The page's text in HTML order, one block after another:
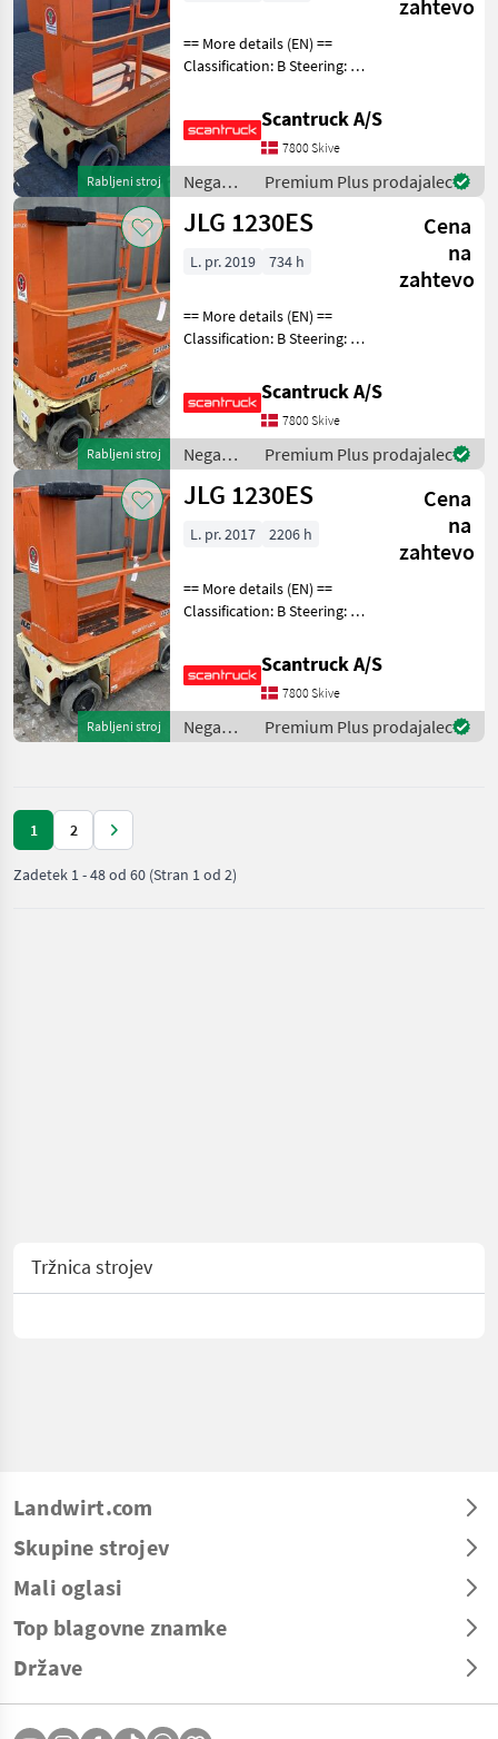
Rabljeni stroj
zahtevo
== More details (EN) ==
Classification: B Steering: 2
type: Afsmitningsfrie hjul,
str. 100 x 323 Wheel rear
type: Afsmitningsfrie hjul,
Scantruck A/S
7800 Skive
Nega
dreves /
JLG
Premium Plus prodajalec
Rabljeni stroj
JLG 1230ES
Cena
na
zahtevo
L. pr. 2019 734 h
== More details (EN) ==
Classification: B Steering: 2
24 Lifting speed up/down
(sek.): 12 Gradeability (%):
25% Trackunit: 3501033 Pla
Scantruck A/S
7800 Skive
Nega
dreves /
JLG
Premium Plus prodajalec
Rabljeni stroj
JLG 1230ES
Cena
na
zahtevo
L. pr. 2017 2206 h
== More details (EN) ==
Classification: B Steering: 2
type: Afsmitningsfrie hjul,
str. 100 x 323 Wheel rear
type: Afsmitningsfrie hjul,
Scantruck A/S
7800 Skive
Nega
dreves /
Premium Plus prodajalec
1 2
Zadetek 1-48od 60 (Stran 1 od 2)
Tržnica strojev
Landwirt.com
Skupine strojev
Mali oglasi
Top blagovne znamke
Države